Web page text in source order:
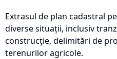
Extrasul de plan cadastral
diverse situații, inclusiv
construcție, delimitări de
terenurilor agricole.